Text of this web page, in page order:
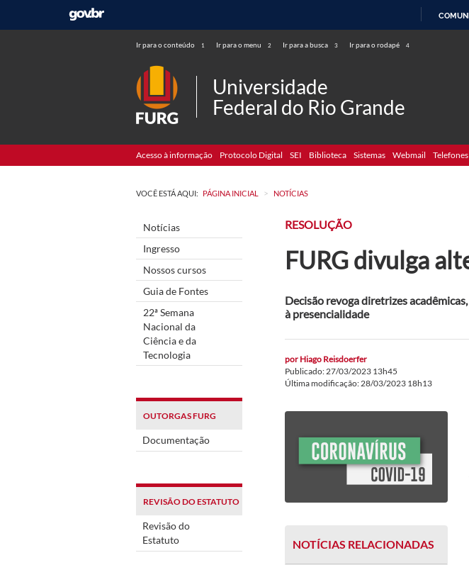
Ir para o conteúdo 1 Ir para o menu 2 Ir para a busca 3 Ir para o rodapé 4
Universidade
Federal do Rio Grande
Acesso à informação Protocolo Digital SEI Biblioteca Sistemas Webmail Telefones
VOCÊ ESTÁ AQUI: PÁGINA INICIAL > NOTÍCIAS
Notícias
Ingresso
Nossos cursos
Guia de Fontes
22ª Semana
Nacional da
Ciência e da
Tecnologia
OUTORGAS FURG
Documentação
REVISÃO DO ESTATUTO
Revisão do
Estatuto
RESOLUÇÃO
FURG divulga
Decisão revoga diretrizes
à presencialidade
por Hiago Reisdoerfer
Publicado: 27/03/2023 13h45
Última modificação: 28/03/2023 18h13
NOTÍCIAS RELACIONADAS